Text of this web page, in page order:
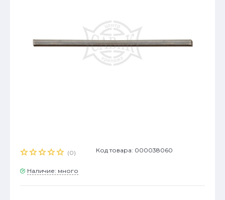
(0) Код товара: 000038060
Наличие: много